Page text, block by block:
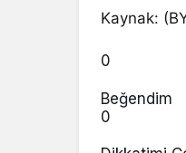
Kaynak:
0
Beğendim
0